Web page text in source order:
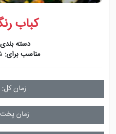
کباب
دسته
مناسب برای:
زمان کل: 0:45
زمان پخت: